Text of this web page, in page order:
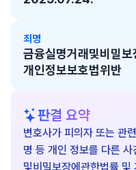
죄명
금융실명거래및비밀보
개인정보보호법위반
판결 요약
변호사가 피의자 또는 관
명 등 개인 정보를 다른
및비밀보장에관한법률 및